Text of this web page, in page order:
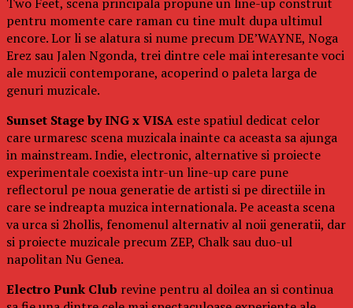
pentru momente care raman cu tine mult dupa ultimul
encore. Lor li se alatura si nume precum DE’WAYNE, Noga
Erez sau Jalen Ngonda, trei dintre cele mai interesante voci
ale muzicii contemporane, acoperind o paleta larga de
genuri muzicale.
Sunset Stage by ING x VISA este spatiul dedicat celor
care urmaresc scena muzicala inainte ca aceasta sa ajunga
in mainstream. Indie, electronic, alternative si proiecte
experimentale coexista intr-un line-up care pune
reflectorul pe noua generatie de artisti si pe directiile in
care se indreapta muzica internationala. Pe aceasta scena
va urca si 2hollis, fenomenul alternativ al noii generatii, dar
si proiecte muzicale precum ZEP, Chalk sau duo-ul
napolitan Nu Genea.
Electro Punk Club revine pentru al doilea an si continua